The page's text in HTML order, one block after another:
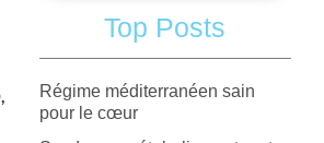
Top Posts
Régime méditerranéen sain
pour le cœur